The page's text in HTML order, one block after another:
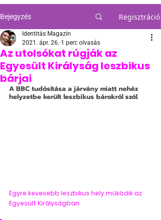
Bejegyzés Regisztráció
Az utolsókat rúgják az
Egyesült Királyság leszbikus
bárjai
Identitás Magazin
2021. ápr. 26. 1 perc olvasás
A BBC tudósítása a járvány miatt nehéz
helyzetbe került leszbikus bárokról szól.
Egyre kevesebb leszbikus hely működik az
Egyesült Királyságban